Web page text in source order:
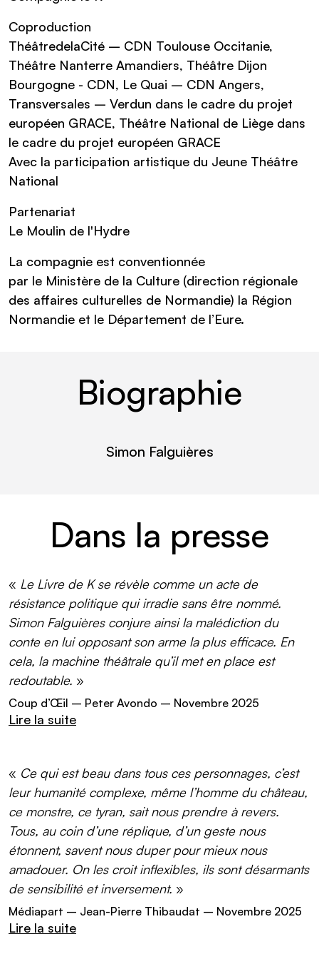
Coproduction
ThéâtredelaCité – CDN Toulouse Occitanie,
Théâtre Nanterre Amandiers, Théâtre Dijon
Bourgogne - CDN, Le Quai – CDN Angers,
Transversales – Verdun dans le cadre du projet
européen GRACE, Théâtre National de Liège dans
le cadre du projet européen GRACE
Avec la participation artistique du Jeune Théâtre
National
Partenariat
Le Moulin de l'Hydre
La compagnie est conventionnée
par le Ministère de la Culture (direction régionale
des affaires culturelles de Normandie) la Région
Normandie et le Département de l’Eure.
Biographie
Simon Falguières
lire plus
Dans la presse
« Le Livre de K se révèle comme un acte de
résistance politique qui irradie sans être nommé.
Simon Falguières conjure ainsi la malédiction du
conte en lui opposant son arme la plus efficace. En
cela, la machine théâtrale qu’il met en place est
redoutable. »
Coup d’Œil – Peter Avondo – Novembre 2025
Lire la suite(lien externe)
« Ce qui est beau dans tous ces personnages, c’est
leur humanité complexe, même l’homme du château,
ce monstre, ce tyran, sait nous prendre à revers.
Tous, au coin d’une réplique, d’un geste nous
étonnent, savent nous duper pour mieux nous
amadouer. On les croit inflexibles, ils sont désarmants
de sensibilité et inversement. »
Médiapart – Jean-Pierre Thibaudat – Novembre 2025
Lire la suite(lien externe)